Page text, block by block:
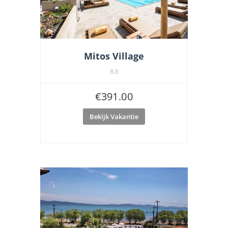
Mitos Village
8.8
€391.00
Bekijk Vakantie